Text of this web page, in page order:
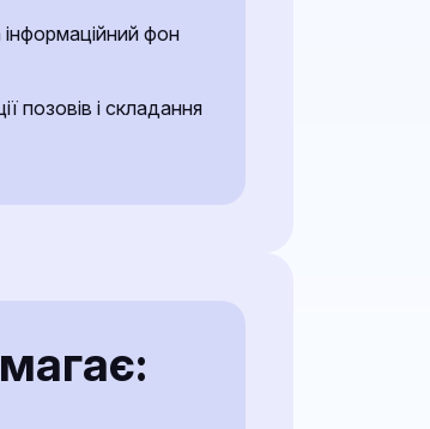
фон
позовів і складання